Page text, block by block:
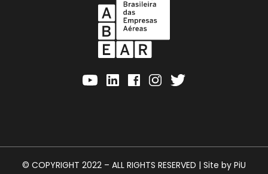
© COPYRIGHT 2022 – ALL RIGHTS RESERVED | Site by PiU